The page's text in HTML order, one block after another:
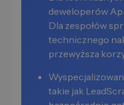
deweloperów
Dla zespołów
technicznego
przewyższa
takie jak